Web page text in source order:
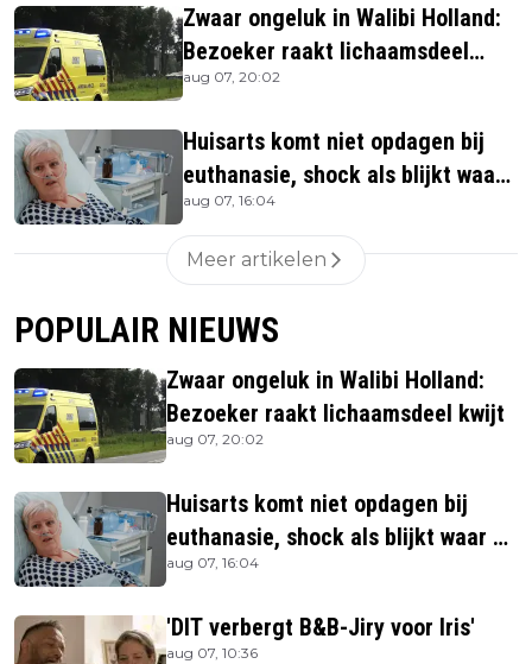
Zwaar ongeluk in Walibi Holland:
Bezoeker raakt lichaamsdeel
kwijt
aug 07, 20:02
Huisarts komt niet opdagen bij
euthanasie, shock als blijkt waar
ze is
aug 07, 16:04
Meer artikelen
POPULAIR NIEUWS
Zwaar ongeluk in Walibi Holland:
Bezoeker raakt lichaamsdeel kwijt
aug 07, 20:02
Huisarts komt niet opdagen bij
euthanasie, shock als blijkt waar ze
is
aug 07, 16:04
'DIT verbergt B&B-Jiry voor Iris'
aug 07, 10:36